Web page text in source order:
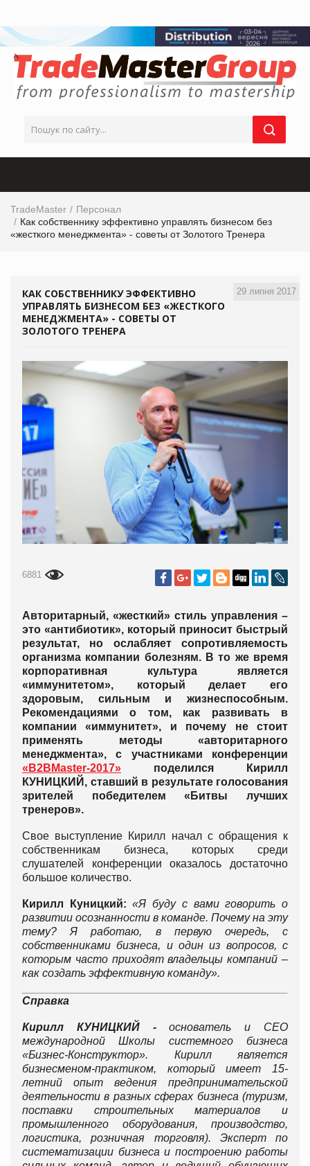
TradeMaster
Персонал
Как собственнику эффективно управлять бизнесом без
«жесткого менеджмента» - советы от Золотого Тренера
29 липня 2017
КАК СОБСТВЕННИКУ ЭФФЕКТИВНО
УПРАВЛЯТЬ БИЗНЕСОМ БЕЗ «ЖЕСТКОГО
МЕНЕДЖМЕНТА» - СОВЕТЫ ОТ
ЗОЛОТОГО ТРЕНЕРА
6881
Авторитарный, «жесткий» стиль управления –
это «антибиотик», который приносит быстрый
результат, но ослабляет сопротивляемость
организма компании болезням. В то же время
корпоративная культура является
«иммунитетом», который делает его
здоровым, сильным и жизнеспособным.
Рекомендациями о том, как развивать в
компании «иммунитет», и почему не стоит
применять методы «авторитарного
менеджмента», с участниками конференции
«B2BMaster-2017» поделился Кирилл
КУНИЦКИЙ, ставший в результате голосования
зрителей победителем «Битвы лучших
тренеров».
Свое выступление Кирилл начал с обращения к
собственникам бизнеса, которых среди
слушателей конференции оказалось достаточно
большое количество.
Кирилл Куницкий:«Я буду с вами говорить о
развитии осознанности в команде. Почему на эту
тему? Я работаю, в первую очередь, с
собственниками бизнеса, и один из вопросов, с
которым часто приходят владельцы компаний –
как создать эффективную команду».
Справка
Кирилл КУНИЦКИЙ -основатель и CEO
международной Школы системного бизнеса
«Бизнес-Конструктор». Кирилл является
бизнесменом-практиком, который имеет 15-
летний опыт ведения предпринимательской
деятельности в разных сферах бизнеса (туризм,
поставки строительных материалов и
промышленного оборудования, производство,
логистика, розничная торговля). Эксперт по
систематизации бизнеса и построению работы